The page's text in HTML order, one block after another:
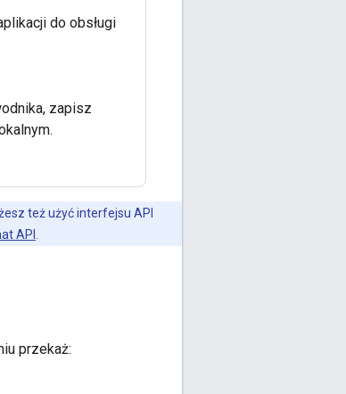
do obsługi
zapisz
też użyć interfejsu API
API
przekaż: